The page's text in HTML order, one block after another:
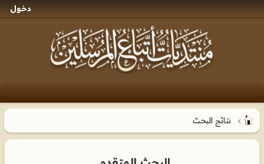
دخول
نتائج البحث